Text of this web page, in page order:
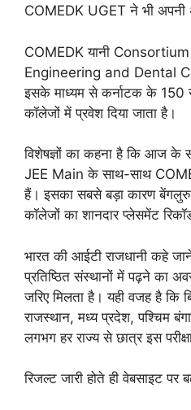
COMEDK UGET ने भी अपनी
COMEDK यानी
Engineering and Dental
इसके माध्यम से कर्नाटक के 150
कॉलेजों में प्रवेश दिया जाता है।
विशेषज्ञों का कहना है कि आज के
JEE Main के साथ-साथ
हैं। इसका सबसे बड़ा कारण
कॉलेजों का शानदार प्लेसमेंट
भारत की आईटी राजधानी कहे
प्रतिष्ठित संस्थानों में पढ़ने का
जरिए मिलता है। यही वजह है कि
राजस्थान, मध्य प्रदेश, पश्चिम
लगभग हर राज्य से छात्र इस
रिजल्ट जारी होते ही वेबसाइट पर